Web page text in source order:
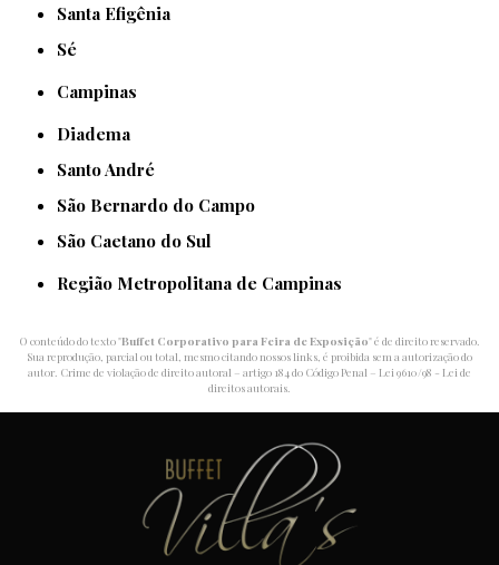
Santa Efigênia
Sé
Campinas
Diadema
Santo André
São Bernardo do Campo
São Caetano do Sul
Região Metropolitana de Campinas
O conteúdo do texto "Buffet Corporativo para Feira de Exposição" é de direito reservado.
Sua reprodução, parcial ou total, mesmo citando nossos links, é proibida sem a autorização do
autor. Crime de violação de direito autoral – artigo 184 do Código Penal – Lei 9610/98 - Lei de
direitos autorais.